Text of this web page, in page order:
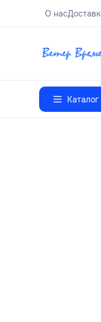
О нас
Каталог